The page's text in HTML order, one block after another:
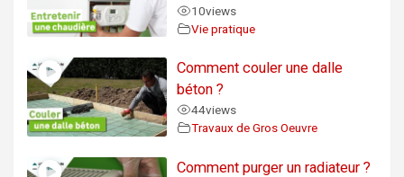
10views
Vie pratique
Comment couler une dalle
béton ?
44views
Travaux de Gros Oeuvre
Comment purger un radiateur ?